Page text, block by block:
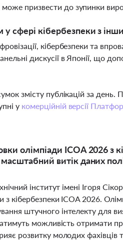
призвести до зупинки
у сфері кібербезпеки з
кібербезпеки та
дискусії в Японії, що
змісту публікацій за
у комерційній версії
олімпіади ICOA 2026
витік даних
інститут імені Ігоря
з кібербезпеки ICOA 2026.
штучного інтелекту для
можливість отримати
розвитку молодих